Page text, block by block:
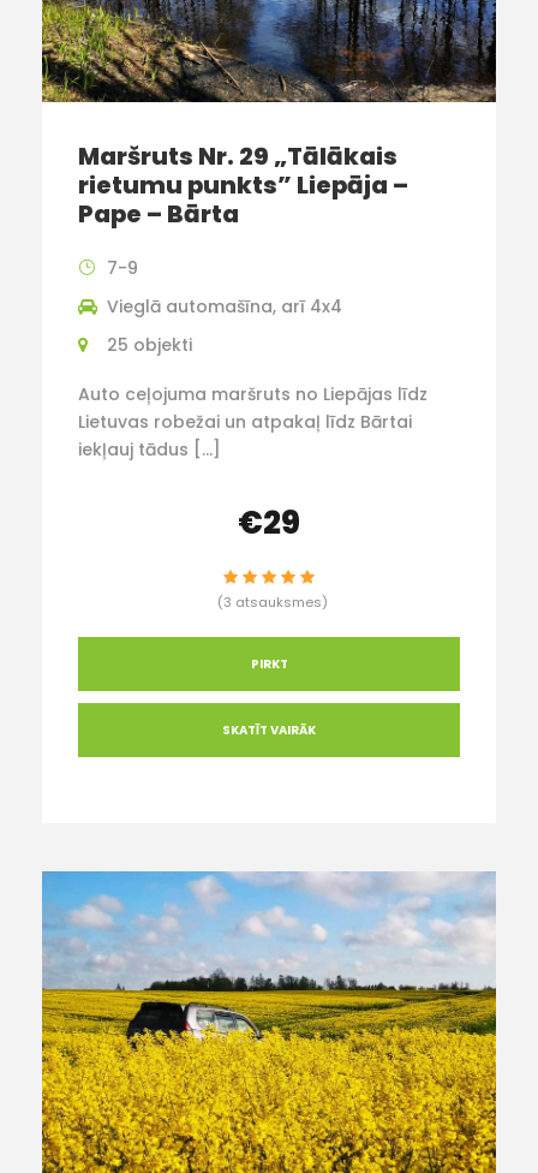
Maršruts Nr. 29 „Tālākais
rietumu punkts” Liepāja –
Pape – Bārta
7-9
Vieglā automašīna, arī 4x4
25 objekti
Auto ceļojuma maršruts no Liepājas līdz
Lietuvas robežai un atpakaļ līdz Bārtai
iekļauj tādus […]
€29
(3 atsauksmes)
PIRKT
SKATĪT VAIRĀK